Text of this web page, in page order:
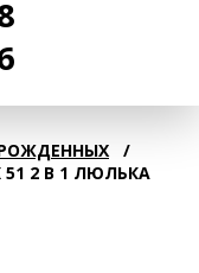
/
51 2 В 1 ЛЮЛЬКА